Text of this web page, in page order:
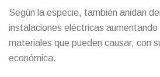
Según la especie, también anidan
instalaciones eléctricas
materiales que pueden causar, con
económica.